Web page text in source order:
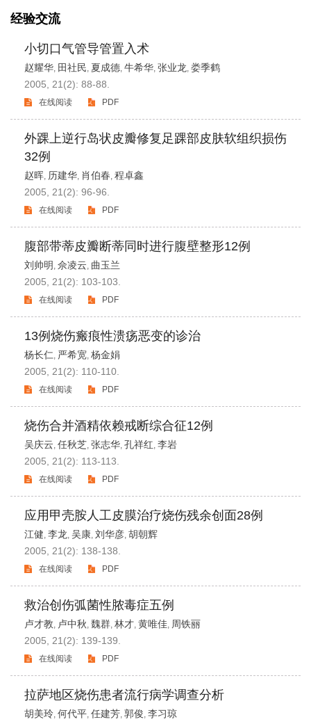
经验交流
小切口气管导管置入术
赵耀华, 田社民, 夏成德, 牛希华, 张业龙, 娄季鹤
2005, 21(2): 88-88.
在线阅读 PDF
外踝上逆行岛状皮瓣修复足踝部皮肤软组织损伤
32例
赵晖, 历建华, 肖伯春, 程卓鑫
2005, 21(2): 96-96.
在线阅读 PDF
腹部带蒂皮瓣断蒂同时进行腹壁整形12例
刘帅明 , 佘凌云, 曲玉兰
2005, 21(2): 103-103.
在线阅读 PDF
13例烧伤瘢痕性溃疡恶变的诊治
杨长仁, 严希宽, 杨金娟
2005, 21(2): 110-110.
在线阅读 PDF
烧伤合并酒精依赖戒断综合征12例
吴庆云, 任秋芝, 张志华, 孔祥红, 李岩
2005, 21(2): 113-113.
在线阅读 PDF
应用甲壳胺人工皮膜治疗烧伤残余创面28例
江健, 李龙, 吴康, 刘华彦, 胡朝辉
2005, 21(2): 138-138.
在线阅读 PDF
救治创伤弧菌性脓毒症五例
卢才教, 卢中秋, 魏群, 林才, 黄唯佳, 周铁丽
2005, 21(2): 139-139.
在线阅读 PDF
拉萨地区烧伤患者流行病学调查分析
胡美玲, 何代平, 任建芳, 郭俊, 李习琼